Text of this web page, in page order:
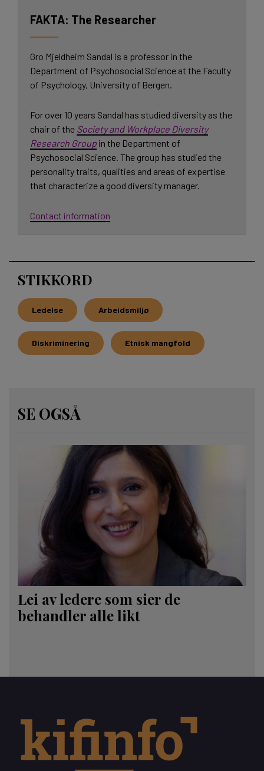
The Researcher
Gro Mjeldheim Sandal is a professor in the
Department of Psychosocial Science at the Faculty
of Psychology, University of Bergen.
For over 10 years Sandal has studied diversity as the
chair of the Society and Workplace Diversity
Research Group in the Department of
Psychosocial Science. The group has studied the
personality traits, qualities and areas of expertise
that characterize a good diversity manager.
Contact information
STIKKORD
Ledelse Arbeidsmiljø
Diskriminering Etnisk mangfold
SE OGSÅ
Lei av ledere som sier de
behandler alle likt